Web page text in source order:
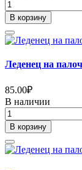
В корзину
Леденец на
85.00₽
В наличии
В корзину